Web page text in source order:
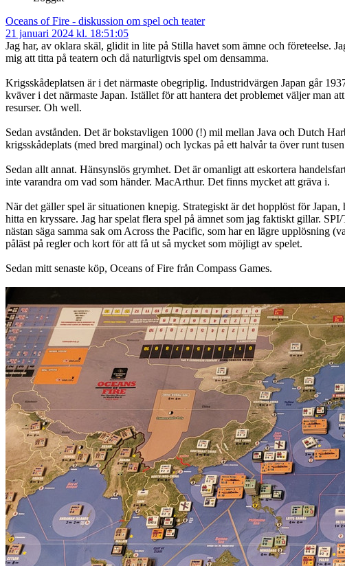
Oceans of Fire - diskussion om spel och teater
21 januari 2024 kl. 18:51:05
Jag har, av oklara skäl, glidit in lite på Stilla havet som ämne och företeelse.
mig att titta på teatern och då naturligtvis spel om densamma.
Krigsskådeplatsen är i det närmaste obegriplig. Industridvärgen Japan går
kväver i det närmaste Japan. Istället för att hantera det problemet väljer man
resurser. Oh well.
Sedan avstånden. Det är bokstavligen 1000 (!) mil mellan Java och Dutch
krigsskådeplats (med bred marginal) och lyckas på ett halvår ta över runt
Sedan allt annat. Hänsynslös grymhet. Det är omanligt att eskortera
inte varandra om vad som händer. MacArthur. Det finns mycket att gräva i.
När det gäller spel är situationen knepig. Strategiskt är det hopplöst för
hitta en kryssare. Jag har spelat flera spel på ämnet som jag faktiskt gillar.
nästan säga samma sak om Across the Pacific, som har en lägre upplösning
påläst på regler och kort för att få ut så mycket som möjligt av spelet.
Sedan mitt senaste köp, Oceans of Fire från Compass Games.